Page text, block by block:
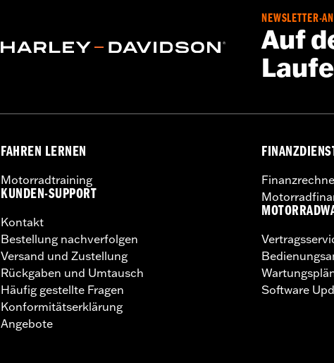
NEWSLETTER-
Auf
FAHREN LERNEN
Motorradtraining
KUNDEN-SUPPORT
Kontakt
Bestellung nachverfolgen
Versand und Zustellung
Rückgaben und Umtausch
Häufig gestellte Fragen
Konformitätserklärung
Angebote
Software